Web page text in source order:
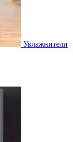
Увлажнители